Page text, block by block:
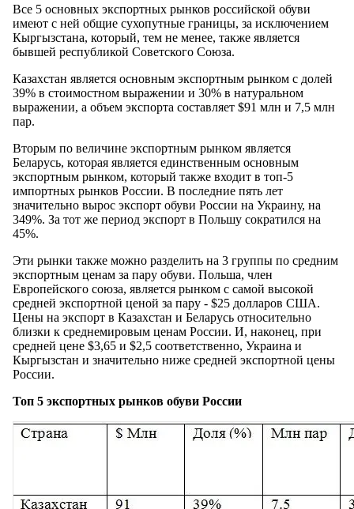
Все 5 основных экспортных рынков российской обуви
имеют с ней общие сухопутные границы, за исключением
Кыргызстана, который, тем не менее, также является
бывшей республикой Советского Союза.
Казахстан является основным экспортным рынком с долей
39% в стоимостном выражении и 30% в натуральном
выражении, а объем экспорта составляет $91 млн и 7,5 млн
пар.
Вторым по величине экспортным рынком является
Беларусь, которая является единственным основным
экспортным рынком, который также входит в топ-5
импортных рынков России. В последние пять лет
значительно вырос экспорт обуви России на Украину, на
349%. За тот же период экспорт в Польшу сократился на
45%.
Эти рынки также можно разделить на 3 группы по средним
экспортным ценам за пару обуви. Польша, член
Европейского союза, является рынком с самой высокой
средней экспортной ценой за пару - $25 долларов США.
Цены на экспорт в Казахстан и Беларусь относительно
близки к среднемировым ценам России. И, наконец, при
средней цене $3,65 и $2,5 соответственно, Украина и
Кыргызстан и значительно ниже средней экспортной цены
России.
Топ 5 экспортных рынков обуви России